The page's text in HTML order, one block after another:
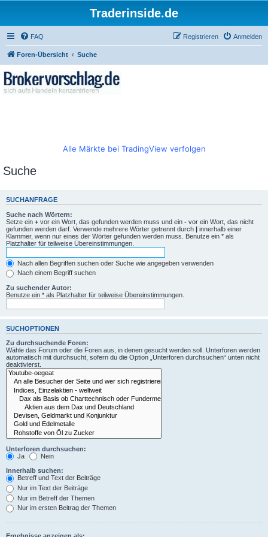
Traderinside.de
FAQ Anmelden
Registrieren
Foren-Übersicht Suche
Alle Märkte bei TradingView verfolgen
Suche
SUCHANFRAGE
Suche nach Wörtern:
Setze ein + vor ein Wort, das gefunden werden muss und ein - vor ein Wort, das nicht
gefunden werden darf. Verwende mehrere Wörter getrennt durch | innerhalb einer
Klammer, wenn nur eines der Wörter gefunden werden muss. Benutze ein * als
Platzhalter für teilweise Übereinstimmungen.
Nach allen Begriffen suchen oder Suche wie angegeben verwenden
Nach einem Begriff suchen
Zu suchender Autor:
Benutze ein * als Platzhalter für teilweise Übereinstimmungen.
SUCHOPTIONEN
Zu durchsuchende Foren:
Wähle das Forum oder die Foren aus, in denen gesucht werden soll. Unterforen werden
automatisch mit durchsucht, sofern du die Option „Unterforen durchsuchen“ unten nicht
deaktivierst.
Unterforen durchsuchen:
Ja
Nein
Innerhalb suchen:
Betreff und Text der Beiträge
Nur im Text der Beiträge
Nur im Betreff der Themen
Nur im ersten Beitrag der Themen